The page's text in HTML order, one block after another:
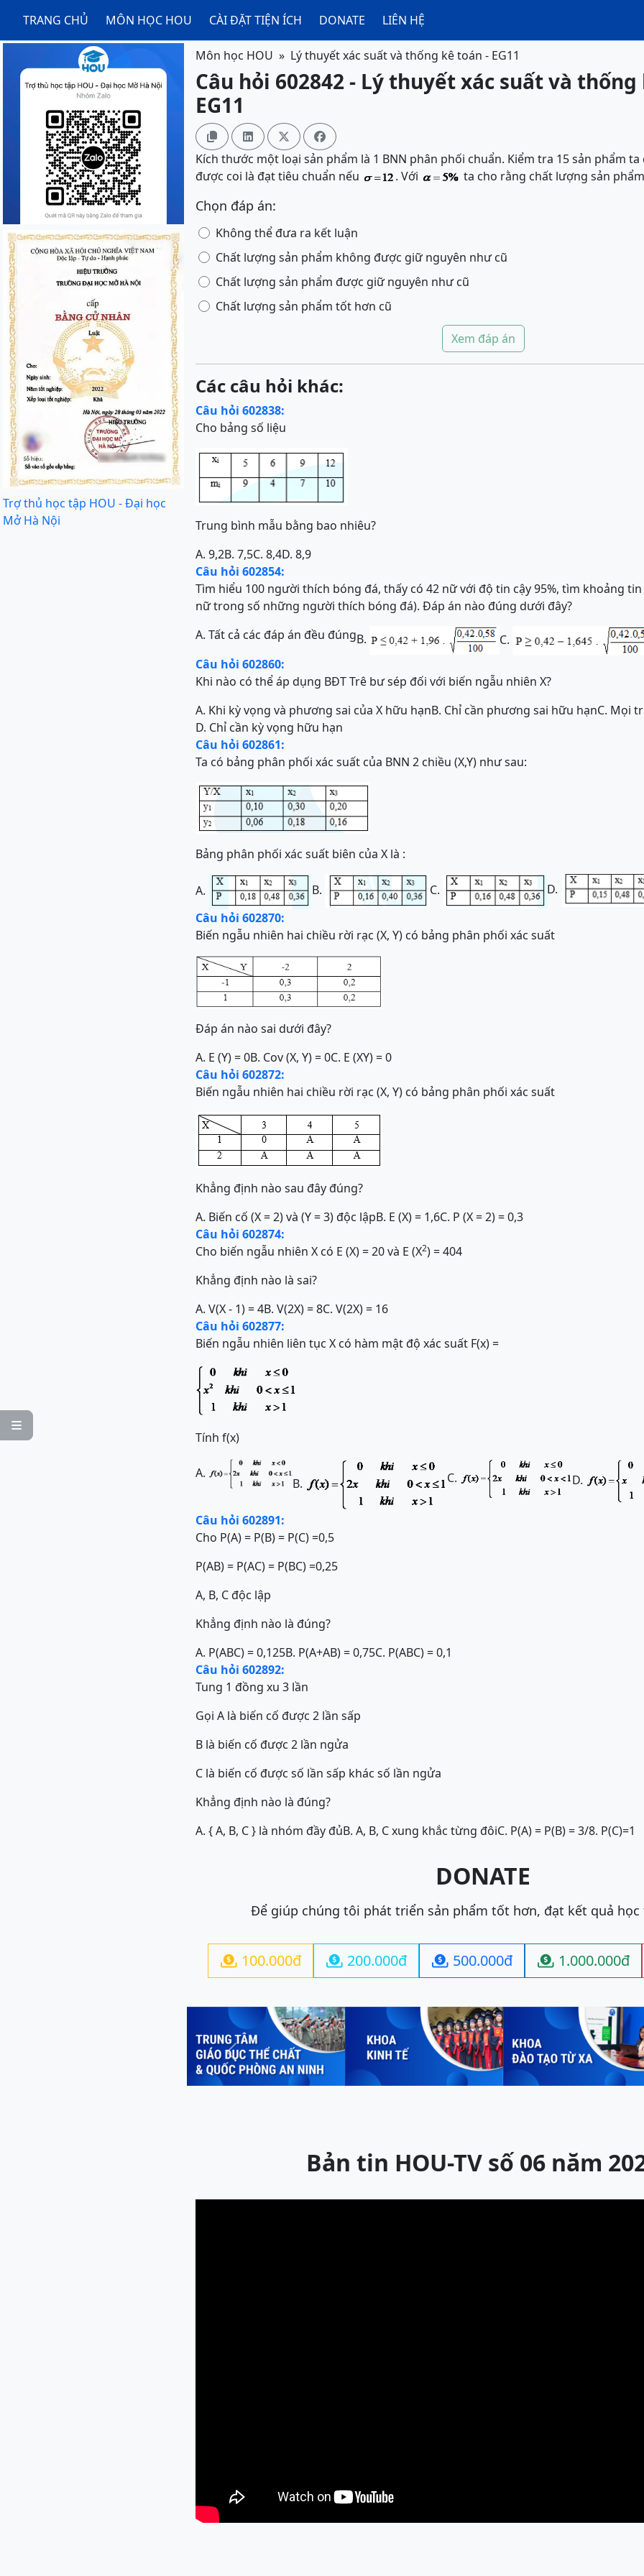
TRANG CHỦ MÔN HỌC HOU CÀI ĐẶT TIỆN ÍCH DONATE LIÊN HỆ

Trợ thủ học tập HOU - Đại học
Mở Hà Nội
Môn học HOU Lý thuyết xác suất và thống kê toán - EG11
Câu hỏi 602842 - Lý thuyết xác suất và
EG11
   
Kích thước một loại sản phẩm là 1 BNN phân phối chuẩn. Kiểm tra 15 sản phẩm ta
được coi là đạt tiêu chuẩn nếu
. Với ta cho rằng chất lượng sản
Chọn đáp án:
Không thể đưa ra kết luận
Chất lượng sản phẩm không được giữ nguyên như cũ
Chất lượng sản phẩm được giữ nguyên như cũ
Chất lượng sản phẩm tốt hơn cũ
Xem đáp án
Các câu hỏi khác:
Câu hỏi 602838:
Cho bảng số liệu
Trung bình mẫu bằng bao nhiêu?
A. 9,2B. 7,5C. 8,4D. 8,9
Câu hỏi 602854:
Tìm hiểu 100 người thích bóng đá, thấy có 42 nữ với độ tin cậy 95%, tìm khoảng
nữ trong số những người thích bóng đá). Đáp án nào đúng dưới đây?
A. Tất cả các đáp án đều đúngB.
C.
Câu hỏi 602860:
Khi nào có thể áp dụng BĐT Trê bư sép đối với biến ngẫu nhiên X?
A. Khi kỳ vọng và phương sai của X hữu hạnB. Chỉ cần phương sai hữu hạnC. Mọi
D. Chỉ cần kỳ vọng hữu hạn
Câu hỏi 602861:
Ta có bảng phân phối xác suất của BNN 2 chiều (X,Y) như sau:
Bảng phân phối xác suất biên của X là :
A. B. C.
D.
Câu hỏi 602870:
Biến ngẫu nhiên hai chiều rời rạc (X, Y) có bảng phân phối xác suất
Đáp án nào sai dưới đây?
A. E (Y) = 0B. Cov (X, Y) = 0C. E (XY) = 0
Câu hỏi 602872:
Biến ngẫu nhiên hai chiều rời rạc (X, Y) có bảng phân phối xác suất
Khẳng định nào sau đây đúng?
A. Biến cố (X = 2) và (Y = 3) độc lậpB. E (X) = 1,6C. P (X = 2) = 0,3
Câu hỏi 602874:
Cho biến ngẫu nhiên X có E (X) = 20 và E (X2) = 404
Khẳng định nào là sai?
A. V(X - 1) = 4B. V(2X) = 8C. V(2X) = 16
Câu hỏi 602877:
Biến ngẫu nhiên liên tục X có hàm mật độ xác suất F(x) =
Tính f(x)
A.
B. C. D.
Câu hỏi 602891:
Cho P(A) = P(B) = P(C) =0,5
P(AB) = P(AC) = P(BC) =0,25
A, B, C độc lập
Khẳng định nào là đúng?
A. P(ABC) = 0,125B. P(A+AB) = 0,75C. P(ABC) = 0,1
Câu hỏi 602892:
Tung 1 đồng xu 3 lần
Gọi A là biến cố được 2 lần sấp
B là biến cố được 2 lần ngửa
C là biến cố được số lần sấp khác số lần ngửa
Khẳng định nào là đúng?
A. { A, B, C } là nhóm đầy đủB. A, B, C xung khắc từng đôiC. P(A) = P(B) = 3/8. P(C)=1
DONATE
Để giúp chúng tôi phát triển sản phẩm tốt hơn, đạt kết quả học
 100.000đ  200.000đ  500.000đ  1.000.000đ
Previous
Bản tin HOU-TV số 06 năm